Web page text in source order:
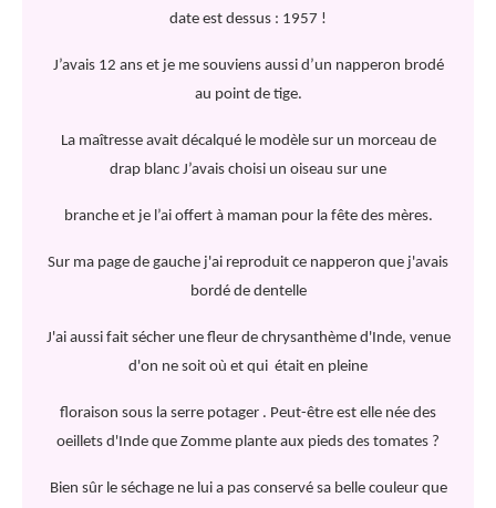
date est dessus : 1957 !
J’avais 12 ans et je me souviens aussi d’un napperon brodé
au point de tige.
La maîtresse avait décalqué le modèle sur un morceau de
drap blanc J’avais choisi un oiseau sur une
branche et je l’ai offert à maman pour la fête des mères.
Sur ma page de gauche j'ai reproduit ce napperon que j'avais
bordé de dentelle
J'ai aussi fait sécher une fleur de chrysanthème d'Inde, venue
d'on ne soit où et qui était en pleine
floraison sous la serre potager . Peut-être est elle née des
oeillets d'Inde que Zomme plante aux pieds des tomates ?
Bien sûr le séchage ne lui a pas conservé sa belle couleur que